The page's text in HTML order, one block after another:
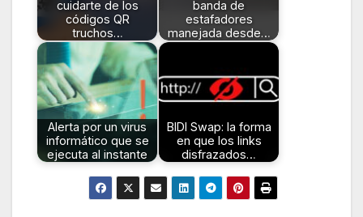
cuidarte de los
códigos QR
truchos…
banda de
estafadores
manejada desde…
Alerta por un virus
informático que se
ejecuta al instante
BIDI Swap: la forma
en que los links
disfrazados…